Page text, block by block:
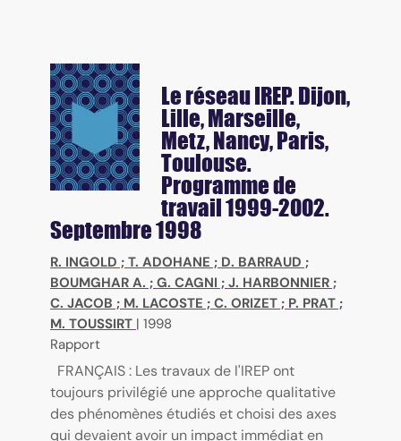
Le réseau IREP. Dijon,
Lille, Marseille,
Metz, Nancy, Paris,
Toulouse.
Programme de
travail 1999-2002.
Septembre 1998
R. INGOLD ; T. ADOHANE ; D. BARRAUD ;
BOUMGHAR A. ; G. CAGNI ; J. HARBONNIER ;
C. JACOB ; M. LACOSTE ; C. ORIZET ; P. PRAT ;
M. TOUSSIRT | 1998
Rapport
FRANÇAIS : Les travaux de l'IREP ont
toujours privilégié une approche qualitative
des phénomènes étudiés et choisi des axes
qui devaient avoir un impact immédiat en